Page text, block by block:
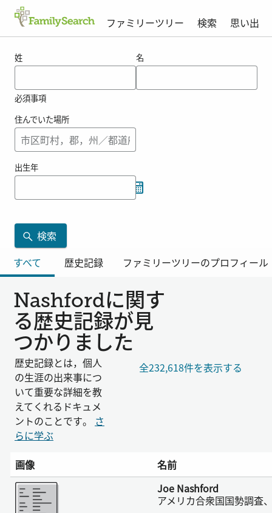
ファミリーツリー 検索
思い出
姓
必須事項
名
住んでいた場所
出生年
検索
すべて
歴史記録 ファミリーツリーのプロフィール
Nashfordに関す
る歴史記録が見
つかりました
歴史記録とは，個人
の生涯の出来事につ
いて重要な詳細を教
えてくれるドキュメ
ントのことです。 さ
らに学ぶ
全232,618件を表示する
画像
名前
さらに表示
Joe Nashford
アメリカ合衆国国勢調査